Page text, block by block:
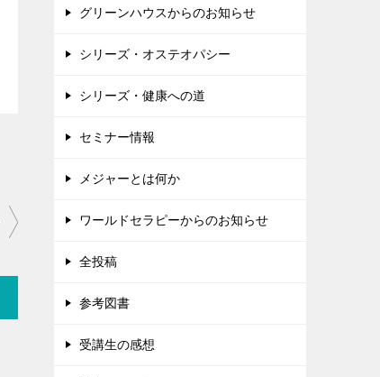
グリーンハウスからのお知らせ
シリーズ・オステオパシー
シリーズ・健康への道
セミナー情報
メジャーとは何か
ワールドセラピーからのお知らせ
全投稿
参考図書
受講生の感想